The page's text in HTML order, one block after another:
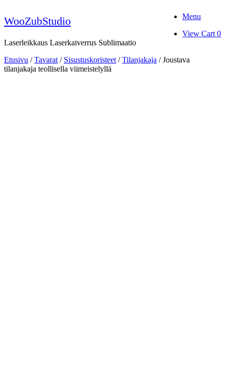
to
content
WooZubStudio
Laserleikkaus Laserkaiverrus Sublimaatio
Menu
View
View Cart 0
Etusivu /Tavarat / Sisustuskoristeet /Tilanjakaja / Joustava
tilanjakaja teollisella viimeistelyllä